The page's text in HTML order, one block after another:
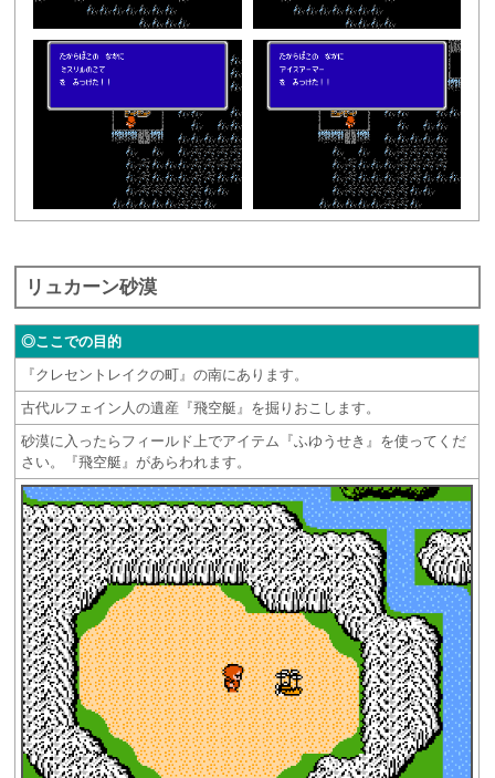
リュカーン砂漠
◎ここでの目的
『クレセントレイクの町』の南にあります。
古代ルフェイン人の遺産『飛空艇』を掘りおこします。
砂漠に入ったらフィールド上でアイテム『ふゆうせき』を使ってくだ
さい。『飛空艇』があらわれます。